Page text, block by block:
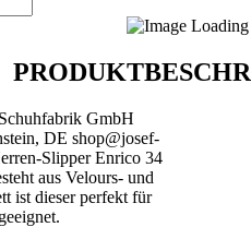
GmbH
DE shop@josef-
Slipper Enrico 34
aus Velours- und
ist dieser perfekt für